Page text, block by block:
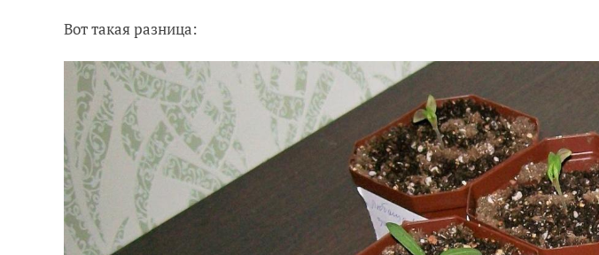
Вот такая разница: